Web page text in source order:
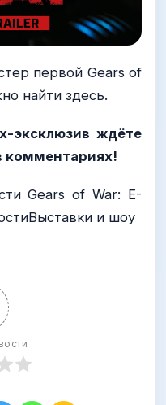
первой Gears of
найти здесь.
эксклюзив ждёте
комментариях!
Gears of War: E-
и шоу